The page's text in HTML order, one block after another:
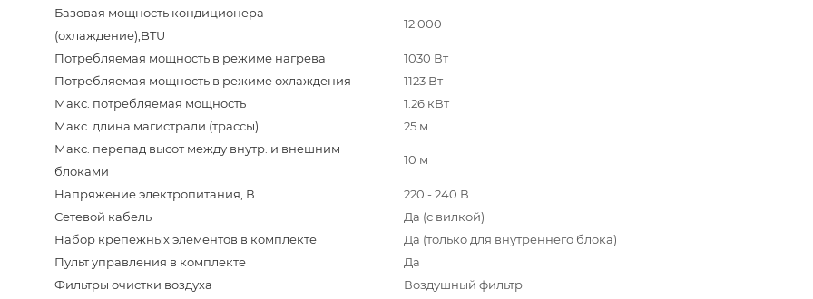
Базовая мощность кондиционера
(охлаждение),BTU
12 000
Потребляемая мощность в режиме нагрева
1030 Вт
Потребляемая мощность в режиме охлаждения
1123 Вт
Макс. потребляемая мощность
1.26 кВт
Макс. длина магистрали (трассы)
25 м
Макс. перепад высот между внутр. и внешним
блоками
10 м
Напряжение электропитания, В
220 - 240 В
Сетевой кабель
Да (с вилкой)
Набор крепежных элементов в комплекте
Да (только для внутреннего блока)
Пульт управления в комплекте
Да
Фильтры очистки воздуха
Воздушный фильтр